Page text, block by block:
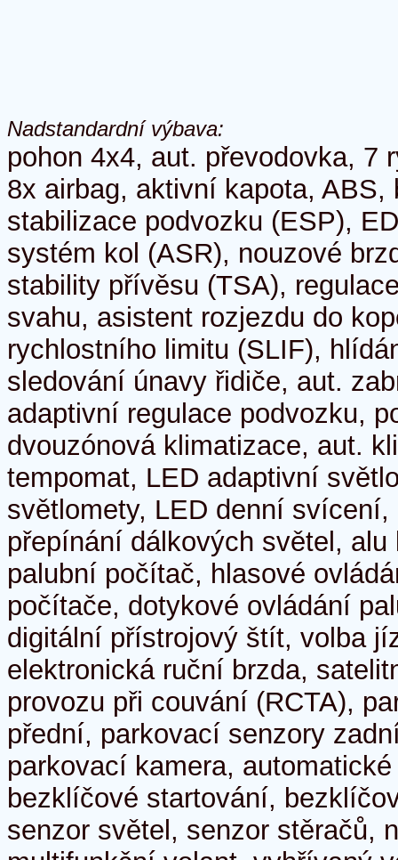
Nadstandardní výbava:
pohon 4x4, aut. převodovka, 7
8x airbag, aktivní kapota, ABS,
stabilizace podvozku (ESP),
systém kol (ASR), nouzové
stability přívěsu (TSA),
svahu, asistent rozjezdu do
rychlostního limitu (SLIF),
sledování únavy řidiče, aut.
adaptivní regulace podvozku,
dvouzónová klimatizace, aut.
tempomat, LED adaptivní
světlomety, LED denní svícení,
přepínání dálkových světel,
palubní počítač, hlasové
počítače, dotykové ovládání
digitální přístrojový štít, volba
elektronická ruční brzda,
provozu při couvání (RCTA),
přední, parkovací senzory
parkovací kamera,
bezklíčové startování,
senzor světel, senzor stěračů,